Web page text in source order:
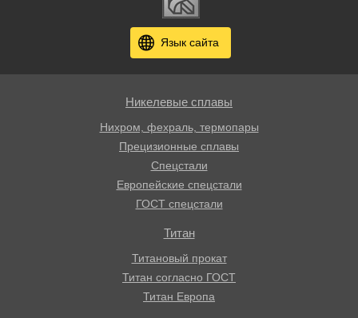
Язык сайта
Никелевые сплавы
Нихром, фехраль, термопары
Прецизионные сплавы
Спецстали
Европейские спецстали
ГОСТ спецстали
Титан
Титановый прокат
Титан согласно ГОСТ
Титан Европа